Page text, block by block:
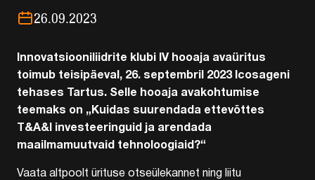
26.09.2023
Innovatsiooniliidrite klubi IV hooaja avaüritus
toimub teisipäeval, 26. septembril 2023 Icosageni
tehases Tartus. Selle hooaja avakohtumise
teemaks on „Kuidas suurendada ettevõttes
T&A&I investeeringuid ja arendada
maailmamuutvaid tehnoloogiaid?“
Vaata altpoolt ürituse otseülekannet ning liitu